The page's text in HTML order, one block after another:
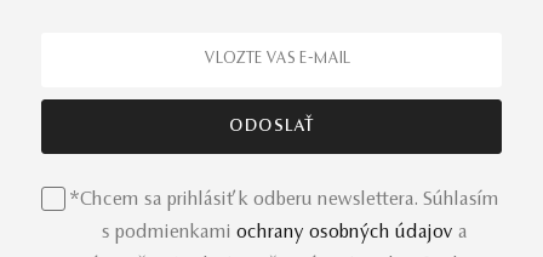
*Chcem sa prihlásiť k odberu newslettera. Súhlasím
s podmienkami ochrany osobných údajov a